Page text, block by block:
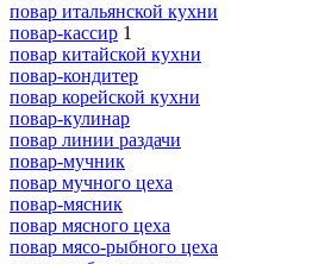
повар итальянской кухни
повар-кассир 1
повар китайской кухни
повар-кондитер
повар корейской кухни
повар-кулинар
повар линии раздачи
повар-мучник
повар мучного цеха
повар-мясник
повар мясного цеха
повар мясо-рыбного цеха